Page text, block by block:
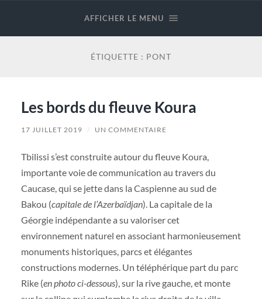
AFFICHER LE MENU
ÉTIQUETTE : PONT
Les bords du fleuve Koura
17 JUILLET 2019 / UN COMMENTAIRE
Tbilissi s’est construite autour du fleuve Koura,
importante voie de communication au travers du
Caucase, qui se jette dans la Caspienne au sud de
Bakou (capitale de l’Azerbaïdjan). La capitale de la
Géorgie indépendante a su valoriser cet
environnement naturel en associant harmonieusement
monuments historiques, parcs et élégantes
constructions modernes. Un téléphérique part du parc
Rike (en photo ci-dessous), sur la rive gauche, et monte